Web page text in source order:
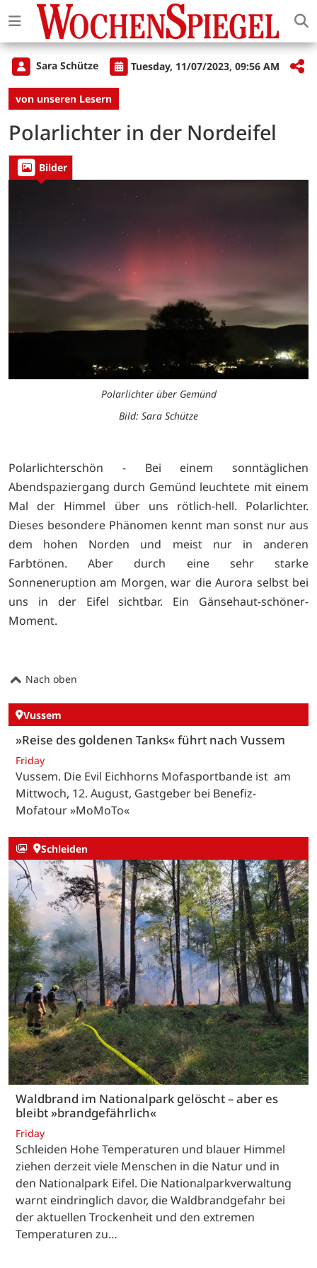
Sara Schütze Tuesday, 11/07/2023, 09:56 AM
von unseren Lesern
Polarlichter in der Nordeifel
Bilder
Polarlichter über Gemünd
Bild: Sara Schütze
Polarlichterschön - Bei einem sonntäglichen
Abendspaziergang durch Gemünd leuchtete mit einem
Mal der Himmel über uns rötlich-hell. Polarlichter.
Dieses besondere Phänomen kennt man sonst nur aus
dem hohen Norden und meist nur in anderen
Farbtönen. Aber durch eine sehr starke
Sonneneruption am Morgen, war die Aurora selbst bei
uns in der Eifel sichtbar. Ein Gänsehaut-schöner-
Moment.
Nach oben
Vussem
»Reise des goldenen Tanks« führt nach Vussem
Friday
Vussem. Die Evil Eichhorns Mofasportbande ist am
Mittwoch, 12. August, Gastgeber bei Benefiz-
Mofatour »MoMoTo«
Schleiden
Waldbrand im Nationalpark gelöscht – aber es
bleibt »brandgefährlich«
Friday
Schleiden Hohe Temperaturen und blauer Himmel
ziehen derzeit viele Menschen in die Natur und in
den Nationalpark Eifel. Die Nationalparkverwaltung
warnt eindringlich davor, die Waldbrandgefahr bei
der aktuellen Trockenheit und den extremen
Temperaturen zu…